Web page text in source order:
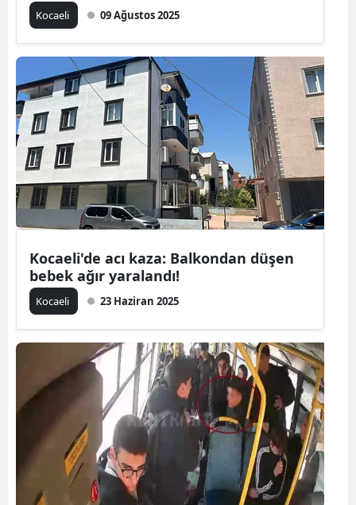
Malatya
Manisa
Muş
Nevşehir
Ordu
Rize
Sakarya
Samsun
Siirt
Sinop
Kocaeli 09 Ağustos 2025
Kocaeli'de acı kaza: Balkondan düşen
bebek ağır yaralandı!
Kocaeli 23 Haziran 2025